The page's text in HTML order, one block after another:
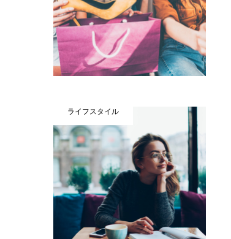
ライフスタイル